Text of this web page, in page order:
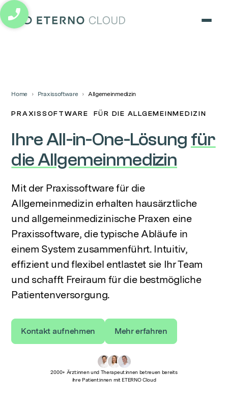
eterno cloud logo
Home Praxissoftware Allgemeinmedizin
PRAXISSOFTWARE FÜR DIE ALLGEMEINMEDIZIN
Ihre All-in-One-Lösung für
die Allgemeinmedizin
Mit der Praxissoftware für die
Allgemeinmedizin erhalten hausärztliche
und allgemeinmedizinische Praxen eine
Praxissoftware, die typische Abläufe in
einem System zusammenführt. Intuitiv,
effizient und flexibel entlastet sie Ihr Team
und schafft Freiraum für die bestmögliche
Patientenversorgung.
Kontakt aufnehmen Mehr erfahren
2000+ Ärzt:innen und Therapeut:innen betreuen bereits
ihre Patient:innen mit ETERNO Cloud